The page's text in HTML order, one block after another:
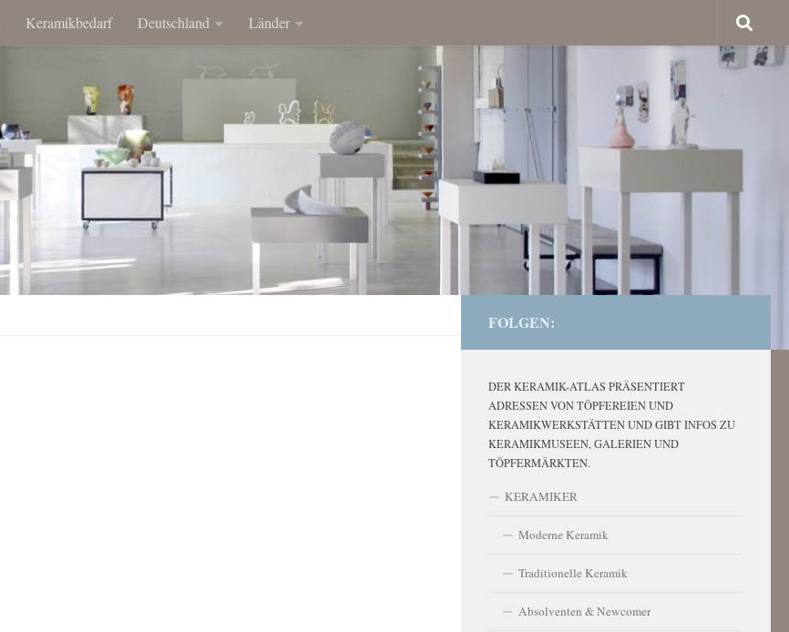
Keramikbedarf Deutschland Länder
FOLGEN:
DER KERAMIK-ATLAS PRÄSENTIERT
ADRESSEN VON TÖPFEREIEN UND
KERAMIKWERKSTÄTTEN UND GIBT INFOS ZU
KERAMIKMUSEEN, GALERIEN UND
TÖPFERMÄRKTEN.
KERAMIKER
Moderne Keramik
Traditionelle Keramik
Absolventen & Newcomer